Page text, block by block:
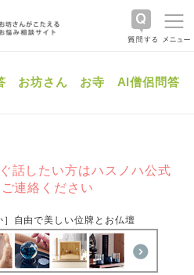
お坊さん お寺 AI僧侶問答
話したい方はハスノハ公式
連絡ください
］自由で美しい位牌とお仏壇